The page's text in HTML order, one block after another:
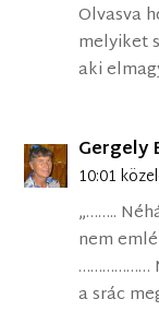
Olvasva
melyiket
aki
Gergely
10:01
„……..
nem
………………
a srác